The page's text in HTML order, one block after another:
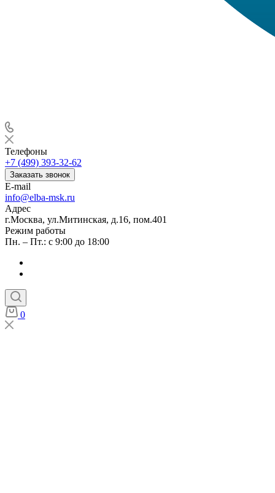
Телефоны
+7 (499) 393-32-62
Заказать звонок
E-mail
info@elba-msk.ru
Адрес
г.Москва, ул.Митинская, д.16, пом.401
Режим работы
Пн. – Пт.: с 9:00 до 18:00
0